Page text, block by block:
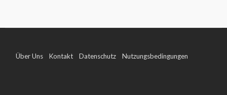
Über Uns Kontakt Datenschutz Nutzungsbedingungen